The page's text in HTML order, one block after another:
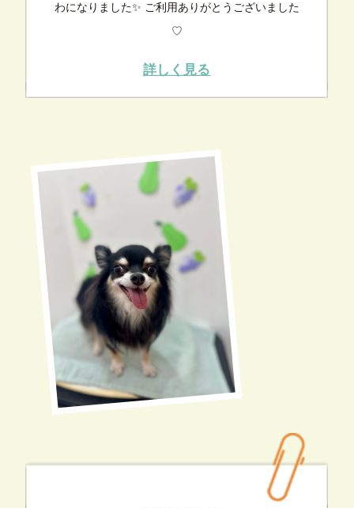
わになりました✨ ご利用ありがとうございました
♡
詳しく見る